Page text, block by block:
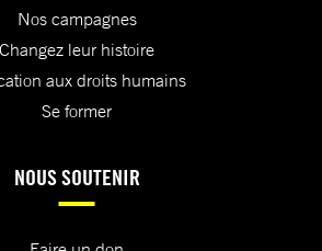
Nos campagnes
Changez leur histoire
aux droits humains
Se former
NOUS SOUTENIR